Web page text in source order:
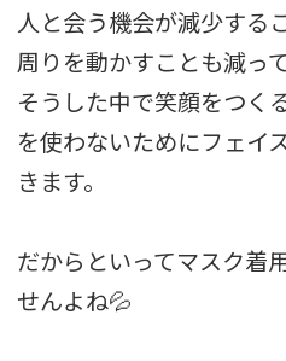
人と会う機会が減少する
周りを動かすことも減っ
そうした中で笑顔をつく
を使わないためにフェイ
きます。
だからといってマスク着
せんよね💦